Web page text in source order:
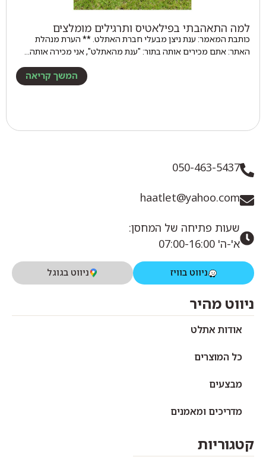
למה התאהבתי בפילאטיס ותרגילים מומלצים
כותבת המאמר: ענת ניצן מבעלי חברת האתלט. ** הערת מנהלת
האתר: אתם מכירים אותה בתור: "ענת מהאתלט", אני מכירה אותה…
המשך קריאה
050-463-5437
haatlet@yahoo.com
שעות פתיחה של המחסן:
א'-ה' 07:00-16:00
ניווט בוויז ניווט בגוגל
ניווט מהיר
אודות אתלט
כל המוצרים
מבצעים
מדריכים ומאמנים
קטגוריות